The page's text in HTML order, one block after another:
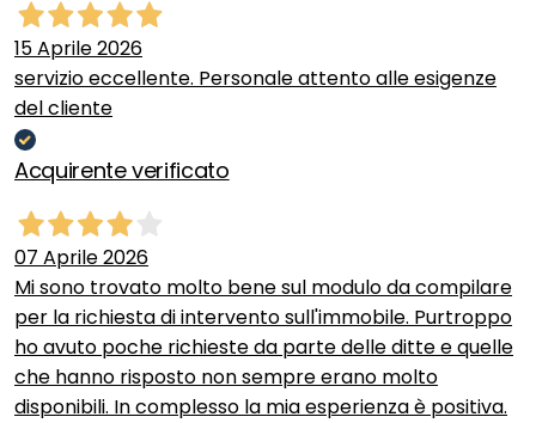
15 Aprile 2026
servizio eccellente. Personale attento alle esigenze
del cliente
Acquirente verificato
07 Aprile 2026
Mi sono trovato molto bene sul modulo da compilare
per la richiesta di intervento sull'immobile. Purtroppo
ho avuto poche richieste da parte delle ditte e quelle
che hanno risposto non sempre erano molto
disponibili. In complesso la mia esperienza è positiva.